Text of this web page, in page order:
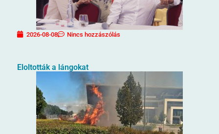
2026-08-08 Nincs hozzászólás
Eloltották a lángokat